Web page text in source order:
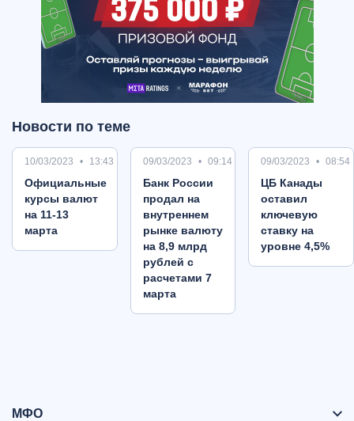
Новости по теме
10/03/2023 13:43
Oфициальные
курсы валют
на 11-13
марта
09/03/2023 09:14
Банк России
продал на
внутреннем
рынке валюту
на 8,9 млрд
рублей с
расчетами 7
марта
09/03/2023 08:54
ЦБ Канады
оставил
ключевую
ставку на
уровне 4,5%
МФО